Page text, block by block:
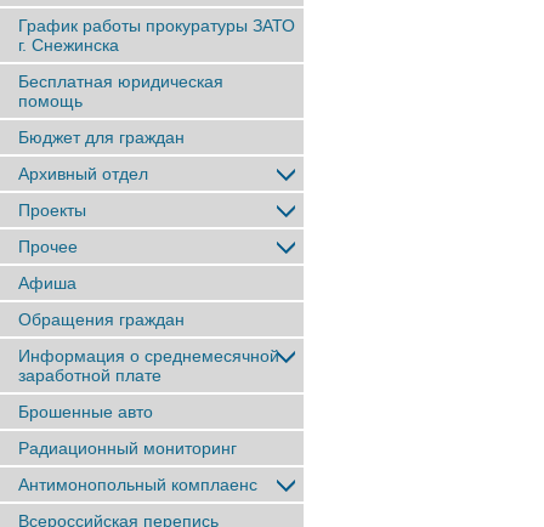
График работы прокуратуры ЗАТО
г. Снежинска
Бесплатная юридическая
помощь
Бюджет для граждан
Архивный отдел
Проекты
Прочее
Афиша
Обращения граждан
Информация о среднемесячной
заработной плате
Брошенные авто
Радиационный мониторинг
Антимонопольный комплаенс
Всероссийская перепись